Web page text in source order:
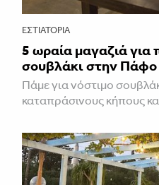
ΕΣΤΙΑΤΌΡΙΑ
5 ωραία μαγαζιά για
σουβλάκι στην Πάφο
Πάμε για νόστιμο
καταπράσινους κήπους